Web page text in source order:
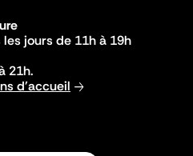
jours de 11h à 19h
21h.
d'accueil